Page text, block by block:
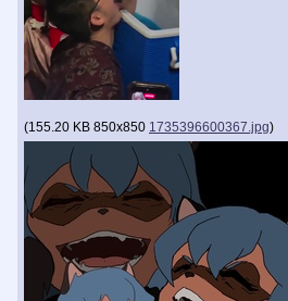
(155.20 KB 850x850 1735396600367.jpg)